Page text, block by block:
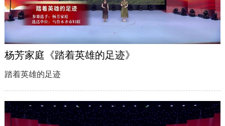
杨芳家庭《踏着英雄的足迹》
踏着英雄的足迹